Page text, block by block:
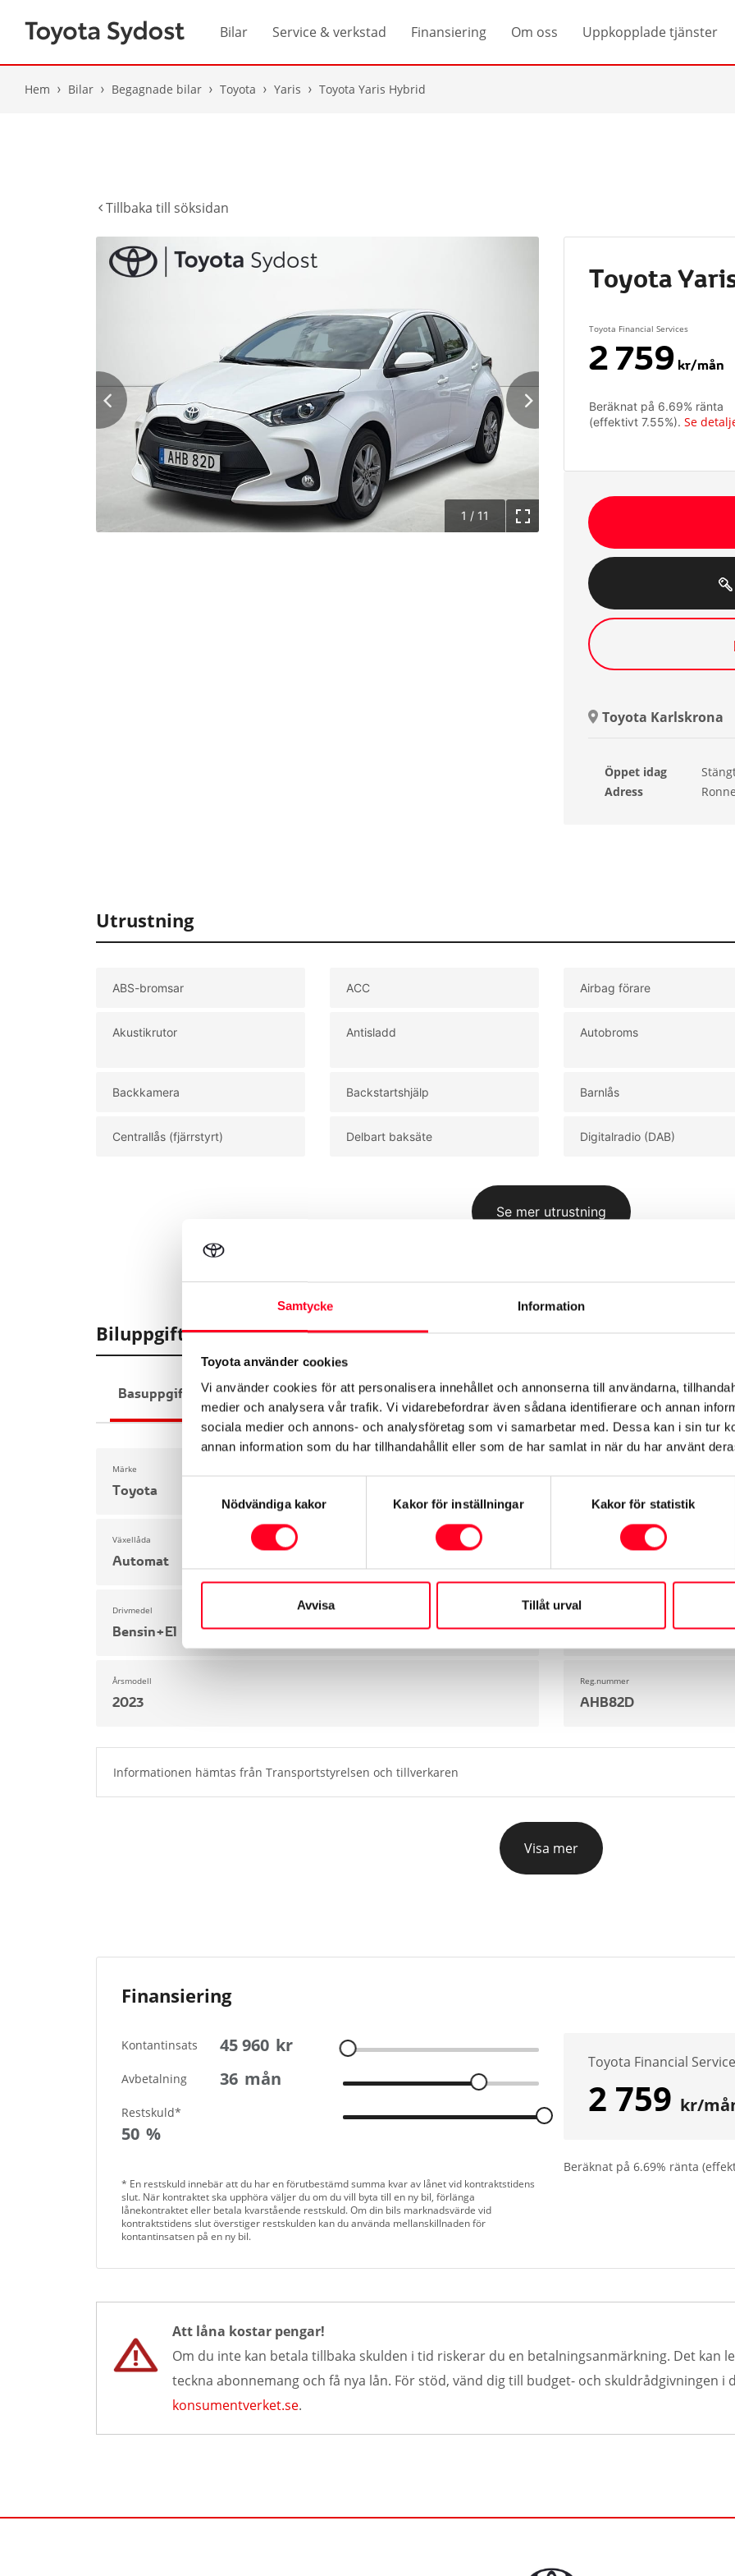
Samtycke Information
Toyota använder cookies
Vi använder cookies för att personalisera innehållet och annonserna till användarna,
medier och analysera vår trafik. Vi vidarebefordrar även sådana identifierare och annan
sociala medier och annons- och analysföretag som vi samarbetar med. Dessa kan i sin tur
annan information som du har tillhandahållit eller som de har samlat in när du har använt
Nödvändiga kakor
Kakor för inställningar Kakor för statistik
Avvisa Tillåt urval
Bilar Service & verkstad Finansiering Om oss Uppkopplade tjänster
Hem Bilar Begagnade bilar Toyota Yaris Toyota Yaris Hybrid
Tillbaka till söksidan
1 / 11
Toyota
Toyota Financial Services
2 759 kr/mån
Beräknat på 6.69% ränta
(effektivt 7.55%). Se
Toyota Karlskrona
Öppet idag
Adress
Utrustning
ABS-bromsar ACC Airbag förare
Akustikrutor Antisladd Autobroms
Backkamera Backstartshjälp Barnlås
Centrallås (fjärrstyrt) Delbart baksäte Digitalradio (DAB)
Se mer utrustning
Biluppgifter
Basuppgifter Funktioner Interiör Exteriör Säkerhet Motor & Prestanda Dimensioner &
Märke
Toyota
Växellåda
Automat
Drivmedel
Bensin+El
Motortyp
Hybrid
Årsmodell
2023
Reg.nummer
AHB82D
Informationen hämtas från Transportstyrelsen och tillverkaren
Visa mer
Finansiering
Kontantinsats 45 960 kr
Avbetalning 36 mån
Restskuld*
50 %
Toyota Financial
2 759 kr/
Beräknat på 6.69% ränta
* En restskuld innebär att du har en förutbestämd summa kvar av lånet vid kontraktstidens
slut. När kontraktet ska upphöra väljer du om du vill byta till en ny bil, förlänga
lånekontraktet eller betala kvarstående restskuld. Om din bils marknadsvärde vid
kontraktstidens slut överstiger restskulden kan du använda mellanskillnaden för
kontantinsatsen på en ny bil.
Att låna kostar pengar!
Om du inte kan betala tillbaka skulden i tid riskerar du en betalningsanmärkning. Det kan
teckna abonnemang och få nya lån. För stöd, vänd dig till budget- och skuldrådgivningen
konsumentverket.se.